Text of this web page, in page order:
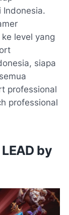
Indonesia.
level yang
siapa
professional
professional
by